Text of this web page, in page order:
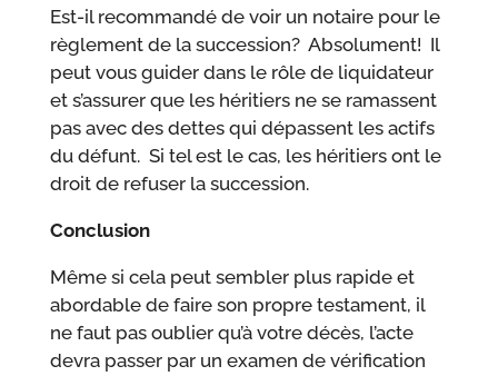
Est-il recommandé de voir un notaire pour le
règlement de la succession? Absolument! Il
peut vous guider dans le rôle de liquidateur
et s’assurer que les héritiers ne se ramassent
pas avec des dettes qui dépassent les actifs
du défunt. Si tel est le cas, les héritiers ont le
droit de refuser la succession.
Conclusion
Même si cela peut sembler plus rapide et
abordable de faire son propre testament, il
ne faut pas oublier qu’à votre décès, l’acte
devra passer par un examen de vérification